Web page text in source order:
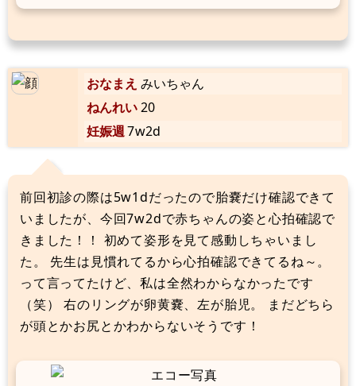
おなまえ みいちゃん
ねんれい20
妊娠週7w2d
前回初診の際は5w1dだったので胎嚢だけ確認できて
いましたが、今回7w2dで赤ちゃんの姿と心拍確認で
きました！！ 初めて姿形を見て感動しちゃいまし
た。 先生は見慣れてるから心拍確認できてるね～。
って言ってたけど、私は全然わからなかったです
（笑） 右のリングが卵黄嚢、左が胎児。 まだどちら
が頭とかお尻とかわからないそうです！